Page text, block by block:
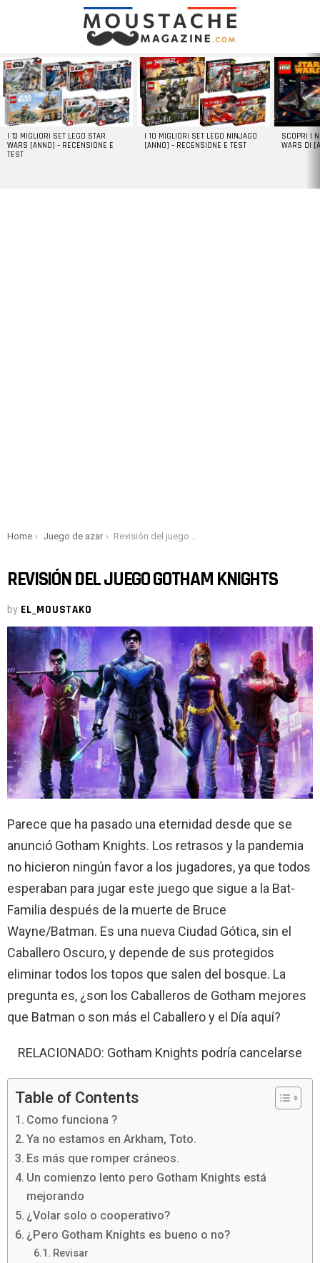
LATEST
STORIES
I 13 MIGLIORI SET LEGO STAR
WARS [ANNO] – RECENSIONE E
TEST
I 10 MIGLIORI SET LEGO NINJAGO
[ANNO] – RECENSIONE E TEST
SCOPRI I
WARS DI
You are here:
Home Juego de azar Revisión del juego Gotham Knights
REVISIÓN DEL JUEGO GOTHAM KNIGHTS
by EL_MOUSTAKO
Parece que ha pasado una eternidad desde que se
anunció Gotham Knights. Los retrasos y la pandemia
no hicieron ningún favor a los jugadores, ya que todos
esperaban para jugar este juego que sigue a la Bat-
Familia después de la muerte de Bruce
Wayne/Batman. Es una nueva Ciudad Gótica, sin el
Caballero Oscuro, y depende de sus protegidos
eliminar todos los topos que salen del bosque. La
pregunta es, ¿son los Caballeros de Gotham mejores
que Batman o son más el Caballero y el Día aquí?
RELACIONADO: Gotham Knights podría cancelarse
Table of Contents
Como funciona ?
Ya no estamos en Arkham, Toto.
Es más que romper cráneos.
Un comienzo lento pero Gotham Knights está
mejorando
¿Volar solo o cooperativo?
¿Pero Gotham Knights es bueno o no?
Revisar